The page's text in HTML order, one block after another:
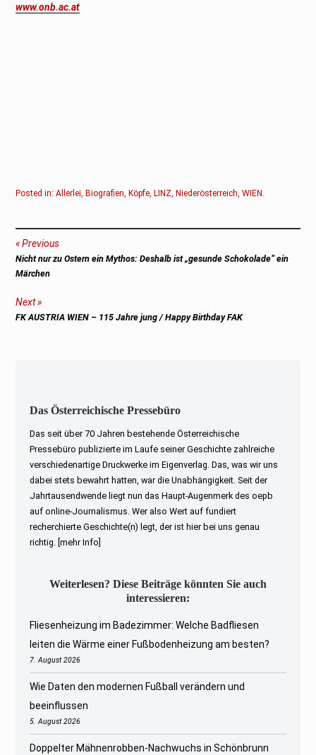
www.onb.ac.at
Posted in:Allerlei ,Biografien ,Köpfe ,LINZ ,Niederösterreich ,WIEN
Beitragsnavigation
Previous
Previous
post:
Nicht nur zu Ostern ein Mythos: Deshalb ist „gesunde Schokolade“ ein
Märchen
Next
Next
FK AUSTRIA WIEN – 115 Jahre jung / Happy Birthday FAK
Das Österreichische Pressebüro
Das seit über 70 Jahren bestehende Österreichische
Pressebüro publizierte im Laufe seiner Geschichte zahlreiche
verschiedenartige Druckwerke im Eigenverlag. Das, was wir uns
dabei stets bewahrt hatten, war die Unabhängigkeit. Seit der
Jahrtausendwende liegt nun das Haupt-Augenmerk des oepb
auf online-Journalismus. Wer also Wert auf fundiert
recherchierte Geschichte(n) legt, der ist hier bei uns genau
richtig. [mehr Info]
Weiterlesen? Diese Beiträge könnten Sie auch
interessieren:
Fliesenheizung im Badezimmer: Welche Badfliesen
leiten die Wärme einer Fußbodenheizung am besten?
7. August 2026
Wie Daten den modernen Fußball verändern und
beeinflussen
5. August 2026
Doppelter Mähnenrobben-Nachwuchs in Schönbrunn